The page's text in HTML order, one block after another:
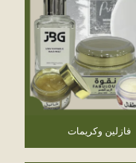
فازلين وكريمات